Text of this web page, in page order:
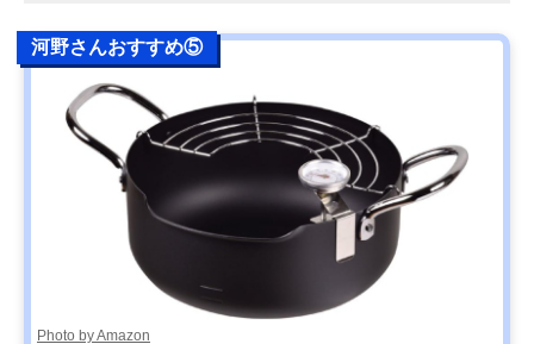
河野さんおすすめ⑤
Photo by Amazon